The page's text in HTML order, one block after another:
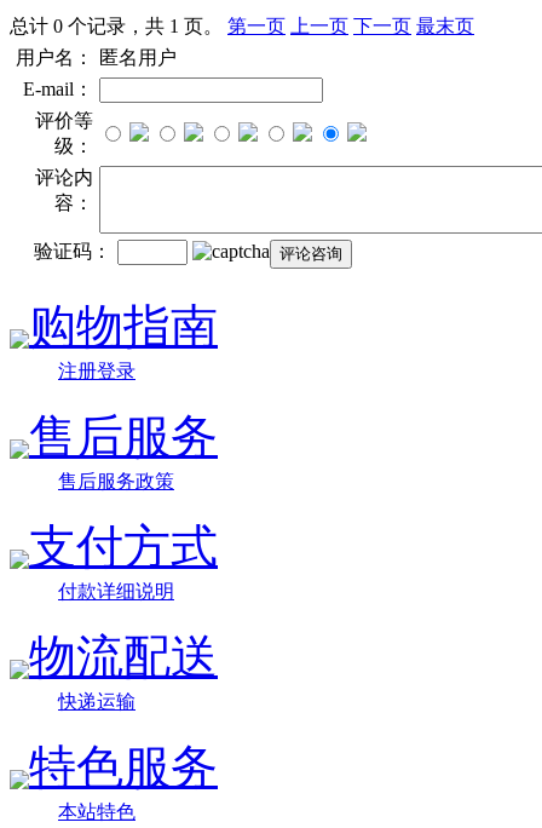
总计 0 个记录，共 1 页。 第一页 上一页 下一页 最末页
用户名：
匿名用户
E-mail：
评价等
级：
评论内
容：
验证码：
购物指南
注册登录
售后服务
售后服务政策
支付方式
付款详细说明
物流配送
快递运输
特色服务
本站特色